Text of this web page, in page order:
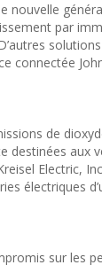
nouvelle
par
connectée
de
destinées aux
Electric,
électriques
sur les